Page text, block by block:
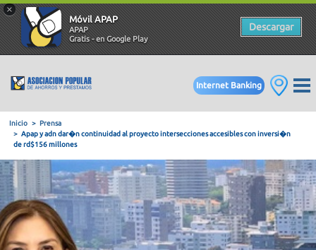
×
Móvil APAP
APAP
Gratis - en Google Play
Descargar
Internet Banking
Inicio
Prensa
Apap y adn dar�n continuidad al proyecto intersecciones
de rd$156 millones